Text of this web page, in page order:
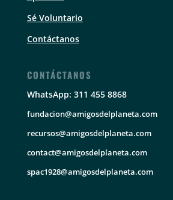
Sé Voluntario
Contáctanos
CONTÁCTANOS
WhatsApp: 311 455 8868
fundacion@amigosdelplaneta.com
recursos@amigosdelplaneta.com
contact@amigosdelplaneta.com
spac1928@amigosdelplaneta.com